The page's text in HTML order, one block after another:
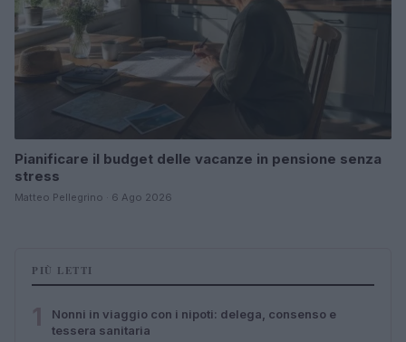
Pianificare il budget delle vacanze in pensione senza
stress
Matteo Pellegrino · 6 Ago 2026
PIÙ LETTI
Nonni in viaggio con i nipoti: delega, consenso e
tessera sanitaria